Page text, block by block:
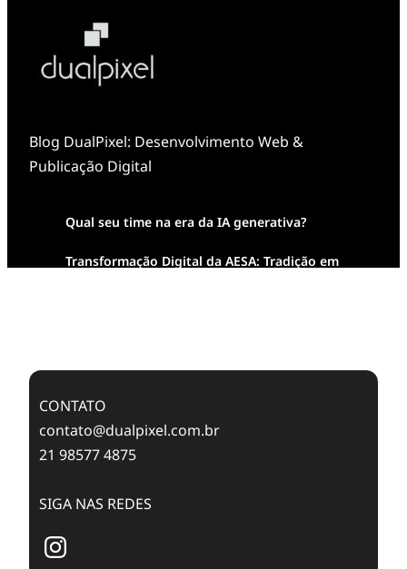
Blog DualPixel: Desenvolvimento Web &
Publicação Digital
Qual seu time na era da IA generativa?
Transformação Digital da AESA: Tradição em
CONTATO
contato@dualpixel.com.br
21 98577 4875
SIGA NAS REDES